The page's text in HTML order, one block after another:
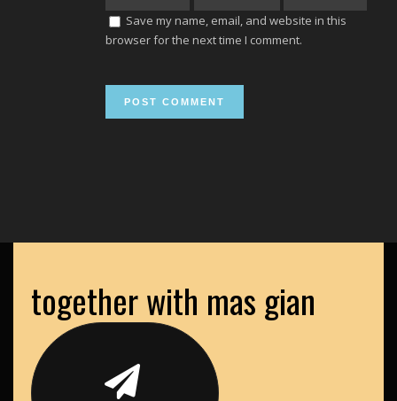
Save my name, email, and website in this
browser for the next time I comment.
together with mas gian